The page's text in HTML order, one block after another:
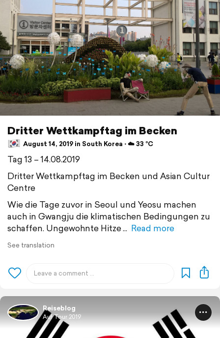
Dritter Wettkampftag im Becken
August 14, 2019 in South Korea ⋅ ☁️ 33 °C
Tag 13 – 14.08.2019
Dritter Wettkampftag im Becken und Asian Cultur
Centre
Wie die Tage zuvor in Seoul und Yeosu machen
auch in Gwangju die klimatischen Bedingungen zu
schaffen. Ungewohnte Hitze
Read more
See translation
Reiseblog
Auf Tour 2019